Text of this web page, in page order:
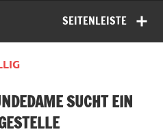
SEITENLEISTE
SUCHT EIN